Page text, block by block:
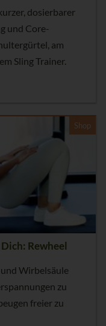
dosierbarer
und Core-
am
Sling Trainer.
Shop
Rewheel
Wirbelsäule
zu
freier zu